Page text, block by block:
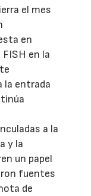
el mes
en
en la
la entrada
a la
y la
un papel
fuentes
de